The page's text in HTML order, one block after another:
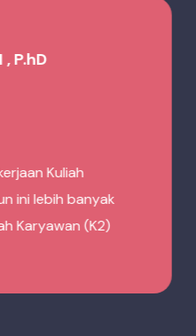
akademik saja,
rekruitmen
Karyawan (K2)